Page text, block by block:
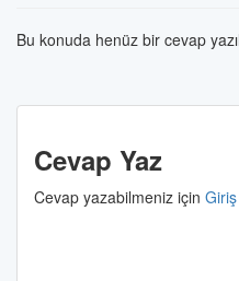
Bu konuda henüz bir cevap
Cevap Yaz
Cevap yazabilmeniz için Giriş